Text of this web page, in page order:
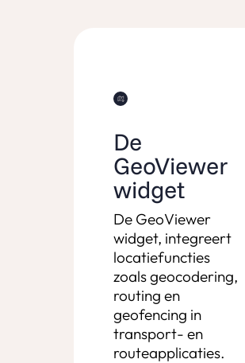
De
GeoViewer
widget
De GeoViewer
widget, integreert
locatiefuncties
zoals geocodering,
routing en
geofencing in
transport- en
routeapplicaties.